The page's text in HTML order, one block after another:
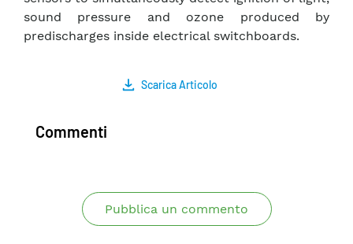
sound pressure and ozone produced by
predischarges inside electrical switchboards.
Scarica Articolo
Commenti
Pubblica un commento